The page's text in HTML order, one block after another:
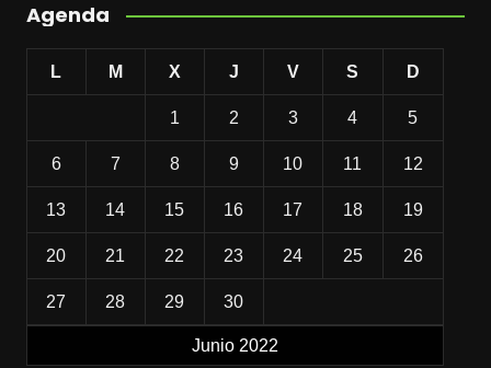
Agenda
Junio 2022
L M X J V S D
1 2 3 4 5
6 7 8 9 10 11 12
13 14 15 16 17 18 19
20 21 22 23 24 25 26
27 28 29 30